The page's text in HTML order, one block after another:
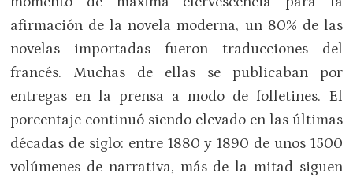
afirmación de la novela moderna, un 80% de las
novelas importadas fueron traducciones del
francés. Muchas de ellas se publicaban por
entregas en la prensa a modo de folletines. El
porcentaje continuó siendo elevado en las últimas
décadas de siglo: entre 1880 y 1890 de unos 1500
volúmenes de narrativa, más de la mitad siguen